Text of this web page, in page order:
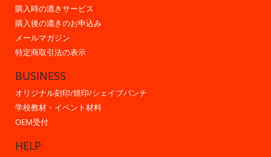
購入時の漉きサービス
購入後の漉きのお申込み
メールマガジン
特定商取引法の表示
BUSINESS
オリジナル刻印/焼印/シェイプパンチ
学校教材・イベント材料
OEM受付
HELP